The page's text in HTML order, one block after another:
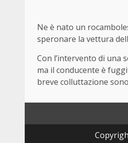
Ne è nato un
speronare la vettura
Con l’intervento di una
ma il conducente è
breve colluttazione